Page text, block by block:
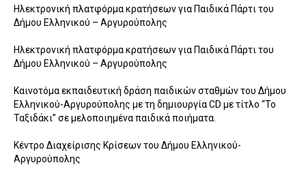
Ηλεκτρονική πλατφόρμα κρατήσεων για Παιδικά Πάρτι του
Δήμου Ελληνικού – Αργυρούπολης
Ηλεκτρονική πλατφόρμα κρατήσεων για Παιδικά Πάρτι του
Δήμου Ελληνικού – Αργυρούπολης
Καινοτόμα εκπαιδευτική δράση παιδικών σταθμών του Δήμου
Ελληνικού-Αργυρούπολης με τη δημιουργία CD με τίτλο “Το
Ταξιδάκι” σε μελοποιημένα παιδικά ποιήματα.
Κέντρο Διαχείρισης Κρίσεων του Δήμου Ελληνικού-
Αργυρούπολης